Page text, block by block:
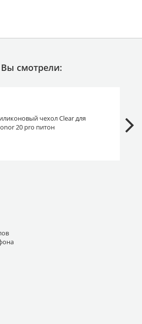
Вы смотрели:
чехол Clear для
20 pro питон